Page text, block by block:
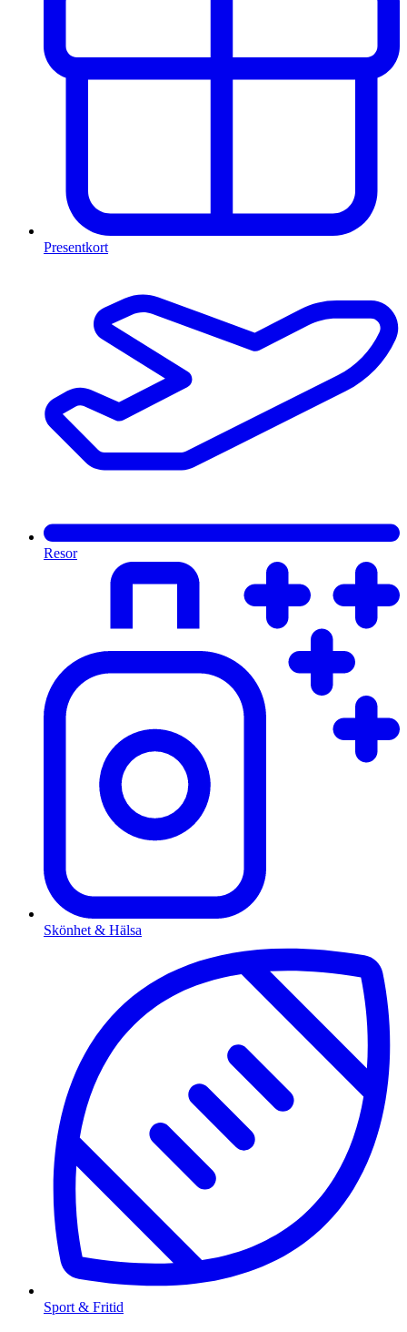
Presentkort
Resor
Skönhet & Hälsa
Sport & Fritid